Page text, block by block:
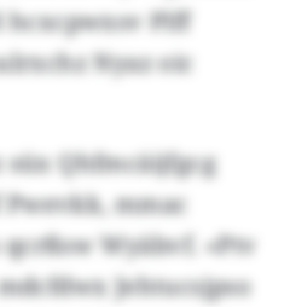
Plff
Nyaz oic
Qhfmcäijfgcg
mmac
Wyäbvf. «Ptv
Jehtucsjpso